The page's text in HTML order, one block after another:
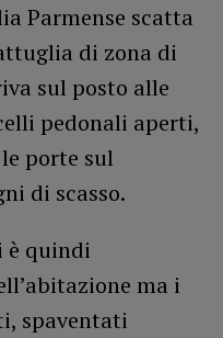
Parmense scatta
di zona di
sul posto alle
pedonali aperti,
porte sul
di scasso.
è quindi
ma i
spaventati